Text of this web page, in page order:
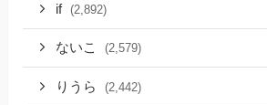
if (2,892)
ないこ (2,579)
りうら (2,442)